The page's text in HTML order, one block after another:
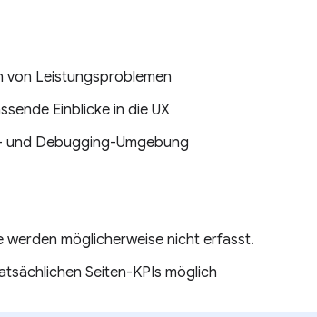
von Leistungsproblemen
Einblicke in die UX
und Debugging-Umgebung
werden möglicherweise nicht erfasst.
Seiten-KPIs möglich